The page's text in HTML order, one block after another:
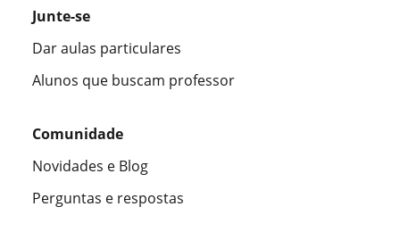
Junte-se
Dar aulas particulares
Alunos que buscam professor
Comunidade
Novidades e Blog
Perguntas e respostas